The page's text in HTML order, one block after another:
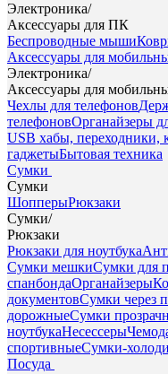
Электроника/
Аксессуары для ПК
Беспроводные мыши
Аксессуары для
Электроника/
Аксессуары для
Чехлы для телефонов
телефоновОрганайзеры
USB хабы, переходники,
гаджетыБытовая техника
Сумки
Сумки
ШопперыРюкзаки
Сумки/
Рюкзаки
Рюкзаки для ноутбука
Сумки мешкиСумки для
спанбондаОрганайзеры
документовСумки через
дорожныеСумки
ноутбукаНесессеры
спортивныеСумки-
Посуда